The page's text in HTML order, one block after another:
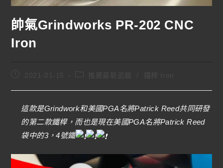
帥氣Grindworks PR-202 CNC
Iron
鐵桿 Iron
這款是Grindwork和美國PGA名將Patrick Reed共同研發
的第二款鐵桿，而也是現在美國PGA名將Patrick Reed
袋中的3，4號鐵